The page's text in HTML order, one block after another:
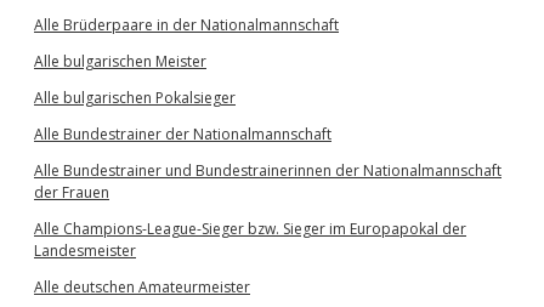
Alle Brüderpaare in der Nationalmannschaft
Alle bulgarischen Meister
Alle bulgarischen Pokalsieger
Alle Bundestrainer der Nationalmannschaft
Alle Bundestrainer und Bundestrainerinnen der Nationalmannschaft
der Frauen
Alle Champions-League-Sieger bzw. Sieger im Europapokal der
Landesmeister
Alle deutschen Amateurmeister